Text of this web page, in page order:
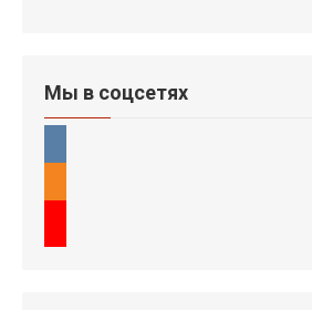
Мы в соцсетях